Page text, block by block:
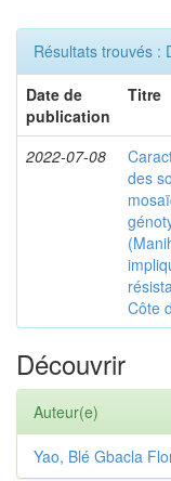
Résultats trouvés :
Date de
publication
Titre
2022-07-08
des
Côte
Découvrir
Auteur(e)
Yao, Blé Gbacla